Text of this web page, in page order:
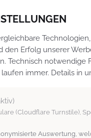
den Erfolg unserer
Technisch notwendige
immer. Details in
(Cloudflare Turnstile),
Auswertung,